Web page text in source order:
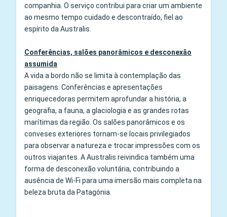
companhia. O serviço contribui para criar um ambiente
ao mesmo tempo cuidado e descontraído, fiel ao
espírito da Australis.
Conferências, salões panorâmicos e desconexão
assumida
A vida a bordo não se limita à contemplação das
paisagens. Conferências e apresentações
enriquecedoras permitem aprofundar a história, a
geografia, a fauna, a glaciologia e as grandes rotas
marítimas da região. Os salões panorâmicos e os
conveses exteriores tornam-se locais privilegiados
para observar a natureza e trocar impressões com os
outros viajantes. A Australis reivindica também uma
forma de desconexão voluntária, contribuindo a
ausência de Wi-Fi para uma imersão mais completa na
beleza bruta da Patagónia.